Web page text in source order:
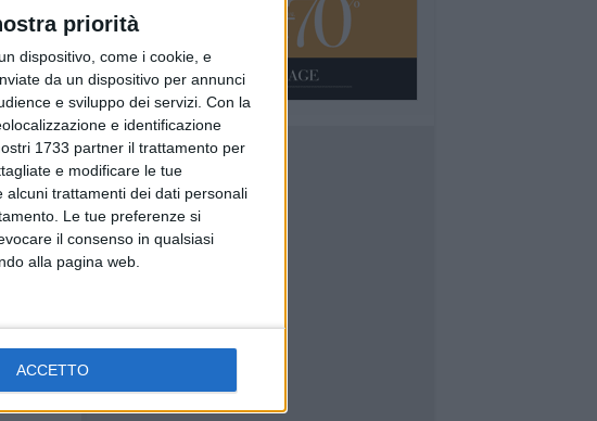
priorità
dispositivo, come i cookie, e
da un dispositivo per annunci
e sviluppo dei servizi. Con la
e identificazione
1733 partner il trattamento per
e modificare le tue
alcuni trattamenti dei dati personali
Le tue preferenze si
il consenso in qualsiasi
alla pagina web.
ACCETTO